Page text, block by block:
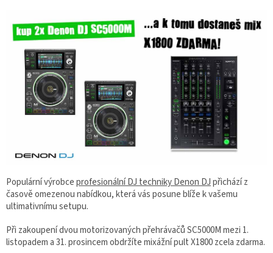
Populární výrobceprofesionální DJ techniky Denon DJpřichází z
časově omezenou nabídkou, která vás posune blíže k vašemu
ultimativnímu setupu.
Při zakoupení dvou motorizovaných přehrávačů SC5000M mezi 1.
listopadem a 31. prosincem obdržíte mixážní pult X1800 zcela zdarma.